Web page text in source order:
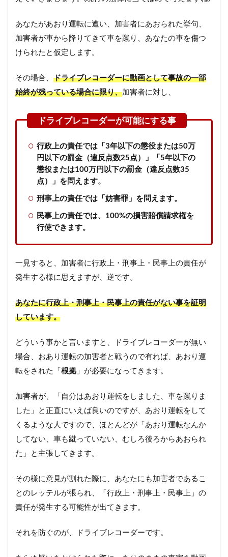
あなたがあおり運転に遭い、加害者にあおられた挙句、
加害者が車から降りてきて車を蹴り、あなたの車を傷つ
けられたと仮定します。
その場合、 ドライブレコーダーに動画として事故の一部
始終が残っている場合に限り、加害者に対し、
行政上の責任では「3年以下の懲役または50万
円以下の罰金（違反点数25点）」「5年以下の
懲役または100万円以下の罰金（違反点数35
点）」を問えます。
刑事上の責任では「妨害罪」を問えます。
民事上の責任では、100%の損害賠償請求権を
行使できます。
一見すると、加害者に行政上・刑事上・民事上の責任が
発生する様に思えますが、逆です。
あなたに行政上・刑事上・民事上の責任がない事を証明
しています。
どういう事かと言いますと、ドライブレコーダーが無い
場合、おあり運転の加害者と戦うので有れば、あおり運
転をされた「 根拠 」が必要になってきます。
加害者が、「自分はあおり運転をしました、車を蹴りま
した」と正直にいえば良いのですが、あおり運転をして
くるような人ですので、ほとんどが「あおり運転なんか
してない、車も蹴っていない、むしろ後ろからあおられ
た」と主張してきます。
その様に意見が割れた際に、 あなたにも加害者であるこ
とのレッテルが張られ、「行政上・刑事上・民事上」の
責任が発生する可能性が出てきます。
それを防ぐのが、ドライブレコーダーです。